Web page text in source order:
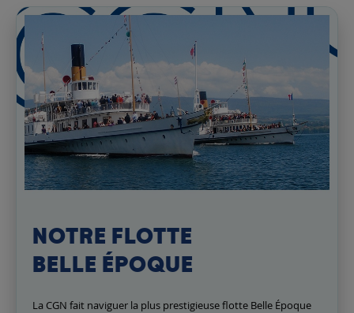
NOTRE FLOTTE
BELLE ÉPOQUE
La CGN fait naviguer la plus prestigieuse flotte Belle Époque